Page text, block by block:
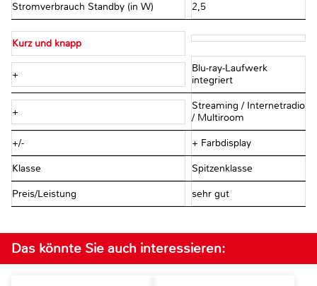
Stromverbrauch Standby (in W) 2,5
Kurz und knapp
+
Blu-ray-Laufwerk
integriert
+
Streaming / Internetradio
/ Multiroom
+/- + Farbdisplay
Klasse Spitzenklasse
Preis/Leistung sehr gut
Das könnte Sie auch interessieren: